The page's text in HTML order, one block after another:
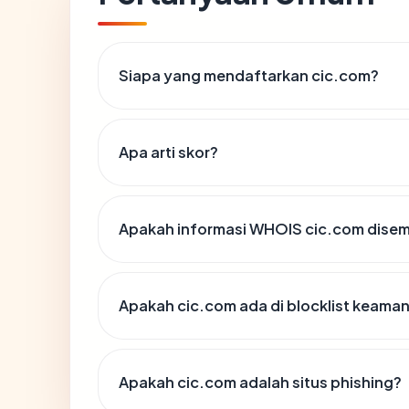
Siapa yang mendaftarkan cic.com?
Apa arti skor?
Apakah informasi WHOIS cic.com
Apakah cic.com ada di blocklist
Apakah cic.com adalah situs phishing?